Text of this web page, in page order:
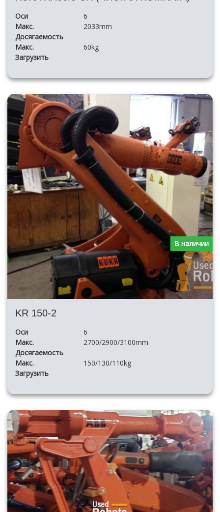
Оси
6
Макс.
Досягаемость
2033mm
Макс.
Загрузить
60kg
KR 150-2
Оси
6
Макс.
Досягаемость
2700/2900/3100mm
Макс.
Загрузить
150/130/110kg
В наличии